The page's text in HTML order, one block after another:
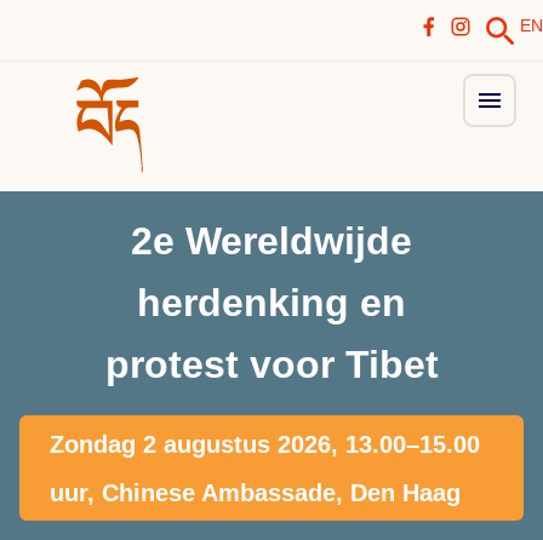
EN
2e Wereldwijde
herdenking en
protest voor Tibet
Zondag 2 augustus 2026, 13.00–15.00
uur, Chinese Ambassade, Den Haag